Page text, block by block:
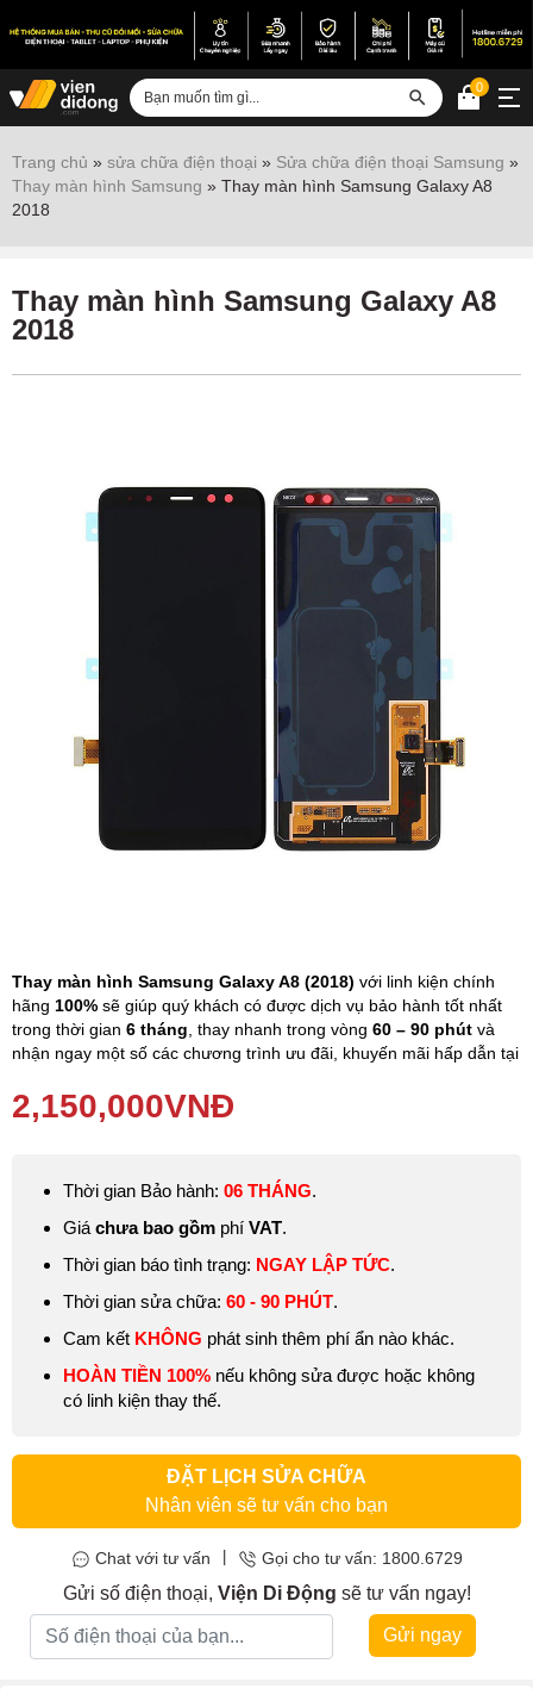
Sửa iPhone
Sửa Vertu
Sửa iPad
Sửa Macbook
Điện thoại
17 cửa hàng
Giới thiệu
Đặt lịch ngay
0
Trang chủ » sửa chữa điện thoại » Sửa chữa điện thoại Samsung »
Thay màn hình Samsung » Thay màn hình Samsung Galaxy A8
2018
Thay màn hình Samsung Galaxy A8
2018
Thay màn hình Samsung Galaxy A8 (2018) với linh kiện chính
hãng 100% sẽ giúp quý khách có được dịch vụ bảo hành tốt nhất
trong thời gian 6 tháng , thay nhanh trong vòng 60 – 90 phút và
nhận ngay một số các chương trình ưu đãi, khuyến mãi hấp dẫn tại
Thay màn hình Samsung Galaxy A8 (2018)
các vết đốm, mất màu, bị nhòe và một số ảnh hưởng liên quan
2,150,000VNĐ
Thời gian Bảo hành: 06 THÁNG.
Giá chưa bao gồm phí VAT.
Thời gian báo tình trạng: NGAY LẬP TỨC.
Thời gian sửa chữa: 60 - 90 PHÚT.
Cam kết KHÔNG phát sinh thêm phí ẩn nào khác.
HOÀN TIỀN 100% nếu không sửa được hoặc không
có linh kiện thay thế.
ĐẶT LỊCH SỬA CHỮA
Nhân viên sẽ tư vấn cho bạn
Chat với tư vấn Gọi cho tư vấn: 1800.6729
Gửi số điện thoại, Viện Di Động sẽ tư vấn ngay!
Gửi ngay